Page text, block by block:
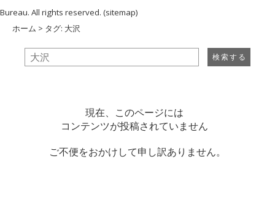
Bureau. All rights reserved. (sitemap)
ホーム > タグ: 大沢
現在、このページには
コンテンツが投稿されていません
ご不便をおかけして申し訳ありません。